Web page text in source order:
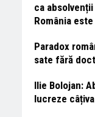
ca
România
Paradox
sate fără
Ilie Bolojan:
lucreze